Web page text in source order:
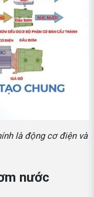
là động cơ điện và
nước